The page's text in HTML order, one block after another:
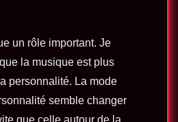
un rôle important. Je
la musique est plus
personnalité. La mode
semble changer
que celle autour de la